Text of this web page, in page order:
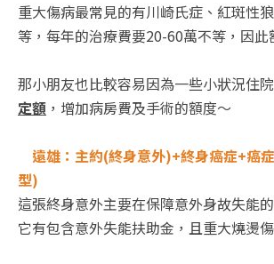
重大傷病最常見的有川崎氏症、紅斑性
等，每年的治療費要20-60萬不等，因此
那小朋友也比較容易因為一些小狀況住
定額 ，增加病房費及手術的額度～
遠雄：主約(終身意外)+終身癌症+癌
型)
這張終身意外主要在保障意外身故失能
它有包含意外失能扶助金，且重大燒燙